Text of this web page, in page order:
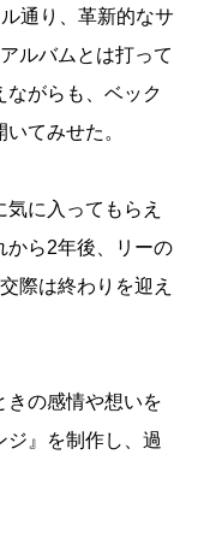
通り、革新的なサ
ルバムとは打って
ながらも、ベック
てみせた。
に入ってもらえ
から2年後、リーの
際は終わりを迎え
きの感情や想いを
ジ』を制作し、過